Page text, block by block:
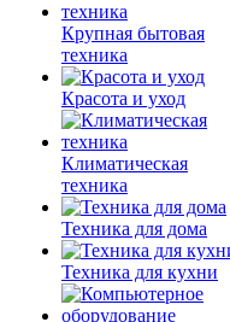
Крупная бытовая
техника
Красота и уход
Климатическая
техника
Техника для дома
Техника для кухни